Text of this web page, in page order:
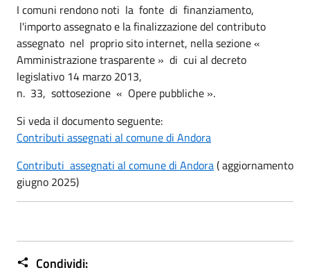
I comuni rendono noti la fonte di finanziamento,
l'importo assegnato e la finalizzazione del contributo
assegnato nel proprio sito internet, nella sezione «
Amministrazione trasparente » di cui al decreto
legislativo 14 marzo 2013,
n. 33, sottosezione « Opere pubbliche ».
Si veda il documento seguente:
Contributi assegnati al comune di Andora
Contributi assegnati al comune di Andora( aggiornamento
giugno 2025)
Condividi: